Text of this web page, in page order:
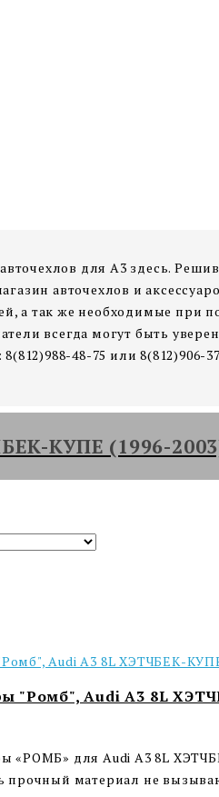
для A3 здесь.
авточехлов и
а так же необходимые при
всегда могут быть
48-75 или
КУПЕ (1996-
"Ромб", Audi A3 8L
«РОМБ» для Audi A3 8L
прочный материал не